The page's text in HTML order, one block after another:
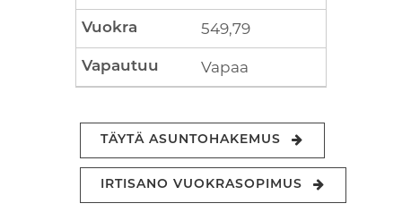
549,79
Vapaa
TÄYTÄ ASUNTOHAKEMUS
IRTISANO VUOKRASOPIMUS